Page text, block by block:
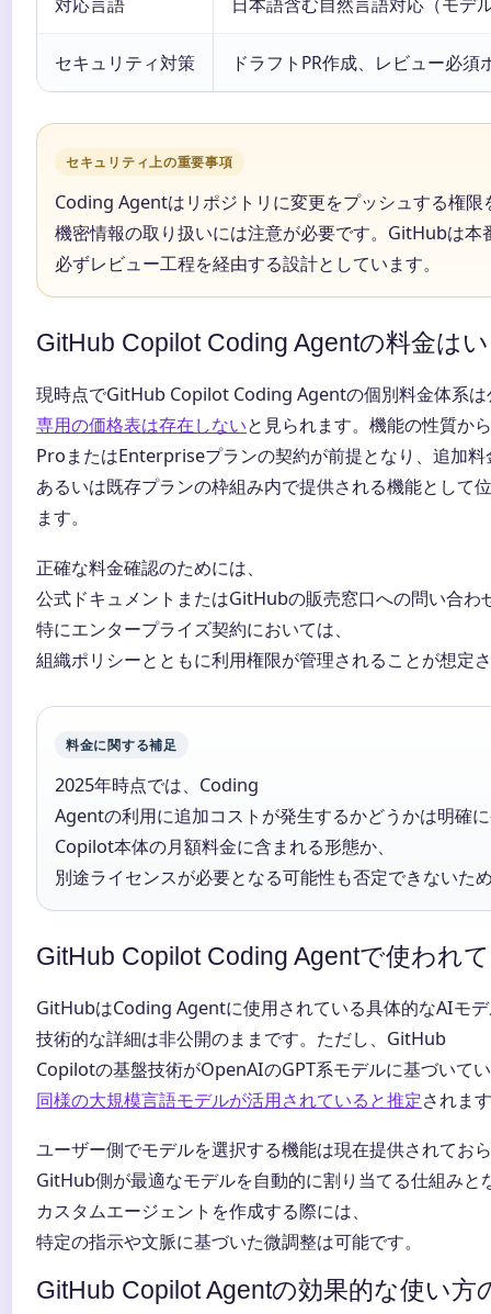
対応言語 日本語含む自然言語対応（モデ
セキュリティ対策 ドラフトPR作成、レビュー必須
セキュリティ上の重要事項
Coding Agentはリポジトリに変更をプッシュする権限
機密情報の取り扱いには注意が必要です。GitHubは
必ずレビュー工程を経由する設計としています。
GitHub Copilot Coding Agentの料金は
現時点でGitHub Copilot Coding Agentの個別料金体系は
専用の価格表は存在しないと見られます。機能の性質か
ProまたはEnterpriseプランの契約が前提となり、追加
あるいは既存プランの枠組み内で提供される機能として
ます。
正確な料金確認のためには、
公式ドキュメントまたはGitHubの販売窓口への問い合わ
特にエンタープライズ契約においては、
組織ポリシーとともに利用権限が管理されることが想定
料金に関する補足
2025年時点では、Coding
Agentの利用に追加コストが発生するかどうかは明確
Copilot本体の月額料金に含まれる形態か、
別途ライセンスが必要となる可能性も否定できないた
GitHub Copilot Coding Agentで使われ
GitHubはCoding Agentに使用されている具体的なAIモ
技術的な詳細は非公開のままです。ただし、GitHub
Copilotの基盤技術がOpenAIのGPT系モデルに基づいて
同様の大規模言語モデルが活用されていると推定されま
ユーザー側でモデルを選択する機能は現在提供されてお
GitHub側が最適なモデルを自動的に割り当てる仕組みと
カスタムエージェントを作成する際には、
特定の指示や文脈に基づいた微調整は可能です。
GitHub Copilot Agentの効果的な使い方